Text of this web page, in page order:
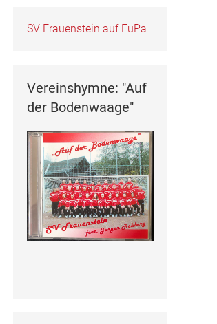
SV Frauenstein auf FuPa
Vereinshymne: "Auf
der Bodenwaage"